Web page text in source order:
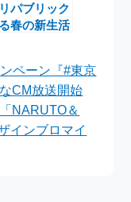
パブリック
春の新生活
ペーン『#東京
CM放送開始
NARUTO＆
インブロマイ